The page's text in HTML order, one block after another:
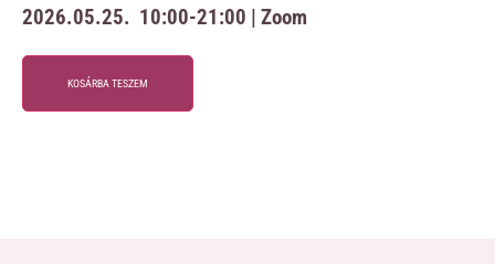
2026.05.25. 10:00-21:00 | Zoom
KOSÁRBA TESZEM